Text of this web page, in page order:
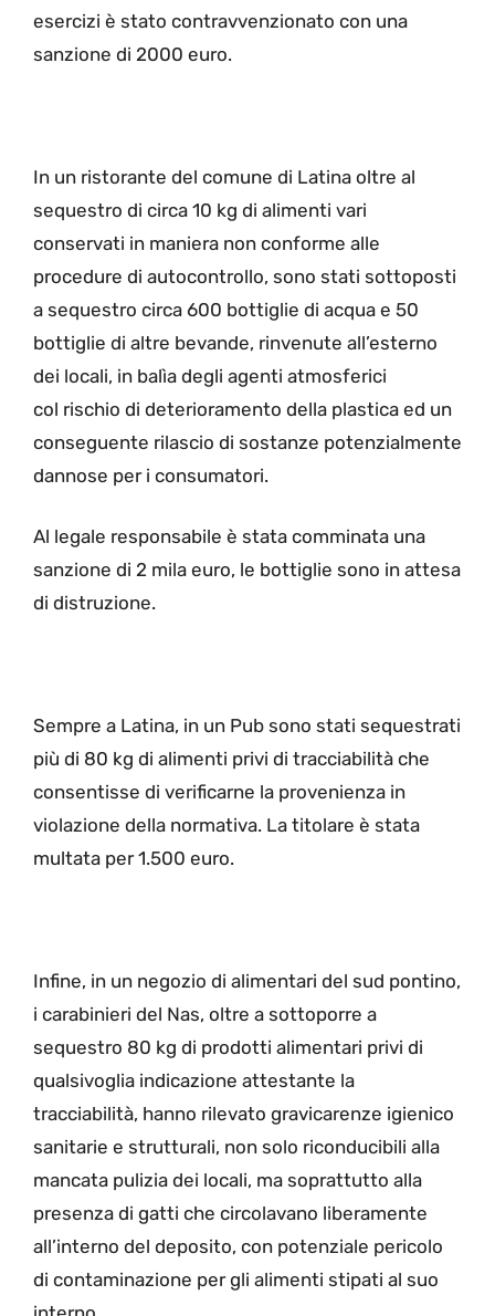
esercizi è stato contravvenzionato con una
sanzione di 2000 euro.
In un ristorante del comune di Latina oltre al
sequestro di circa 10 kg di alimenti vari
conservati in maniera non conforme alle
procedure di autocontrollo, sono stati sottoposti
a sequestro circa 600 bottiglie di acqua e 50
bottiglie di altre bevande, rinvenute all’esterno
dei locali, in balìa degli agenti atmosferici
col rischio di deterioramento della plastica ed un
conseguente rilascio di sostanze potenzialmente
dannose per i consumatori.
Al legale responsabile è stata comminata una
sanzione di 2 mila euro, le bottiglie sono in attesa
di distruzione.
Sempre a Latina, in un Pub sono stati sequestrati
più di 80 kg di alimenti privi di tracciabilità che
consentisse di verificarne la provenienza in
violazione della normativa. La titolare è stata
multata per 1.500 euro.
Infine, in un negozio di alimentari del sud pontino,
i carabinieri del Nas, oltre a sottoporre a
sequestro 80 kg di prodotti alimentari privi di
qualsivoglia indicazione attestante la
tracciabilità, hanno rilevato gravicarenze igienico
sanitarie e strutturali, non solo riconducibili alla
mancata pulizia dei locali, ma soprattutto alla
presenza di gatti che circolavano liberamente
all’interno del deposito, con potenziale pericolo
di contaminazione per gli alimenti stipati al suo